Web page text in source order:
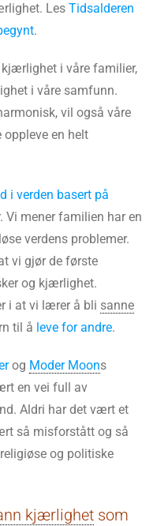
Les Tidsalderen
.
kjærlighet i våre familier,
i våre samfunn.
vil også våre
oppleve en helt
i verden basert på
mener familien har en
verdens problemer.
vi gjør de første
og kjærlighet.
i at vi lærer å bli sanne
til å leve for andre.
og Moder Moons
en vei full av
Aldri har det vært et
så misforstått og så
og politiske
kjærlighet som